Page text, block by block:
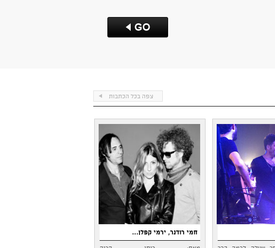
צפה בכל הכתבות
חמי רודנר, ירמי קפלן…